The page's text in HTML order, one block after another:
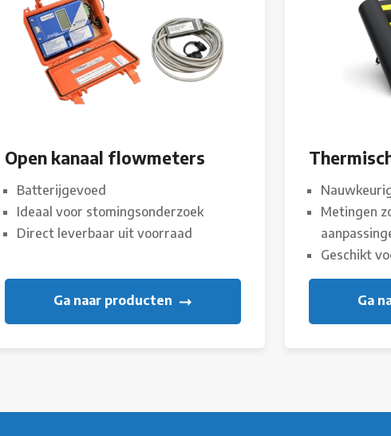
Open kanaal flowmeters
Batterijgevoed
Ideaal voor stomingsonderzoek
Direct leverbaar uit voorraad
Ga naar producten
Metingen
Geschikt
Ga